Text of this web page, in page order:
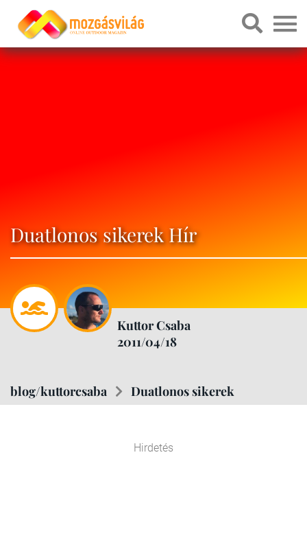
Duatlonos sikerek Hír
Kuttor Csaba
2011/04/18
blog/kuttorcsaba Duatlonos sikerek
Hirdetés